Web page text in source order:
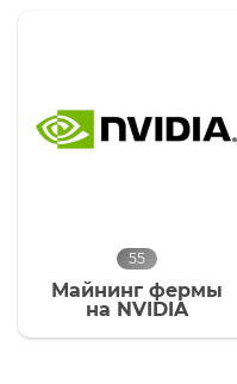
91
Фермы для
майнинга